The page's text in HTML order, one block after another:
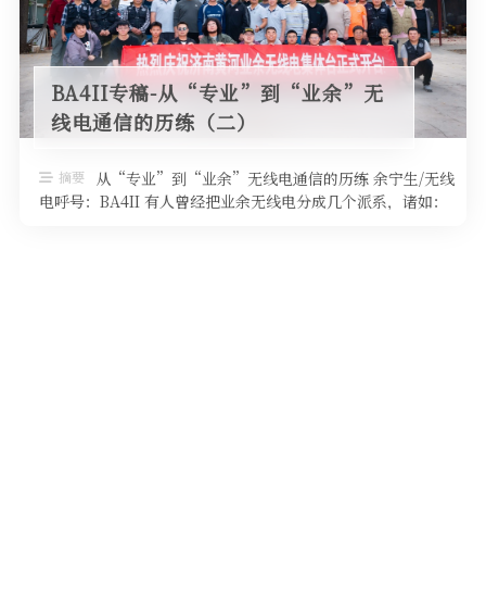
黄河新闻
行业新闻
图文教程
视频资料
HAM技巧
软件
车载类别
摩托车
编号申请
黄河直播
编号查询
BA4II专稿-从“专业”到“业余”无
线电通信的历练（二）
摘要
从“专业”到“业余”无线电通信的历练 余宁生/无线
电呼号：BA4II 有人曾经把业余无线电分成几个派系，诸如：